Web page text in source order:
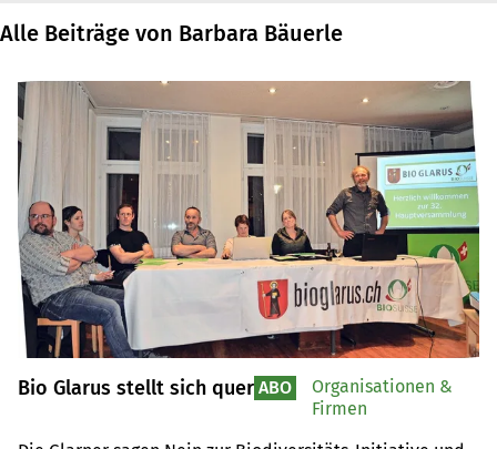
Alle Beiträge von Barbara Bäuerle
Bio Glarus stellt sich quer ABO
Organisationen &
Firmen